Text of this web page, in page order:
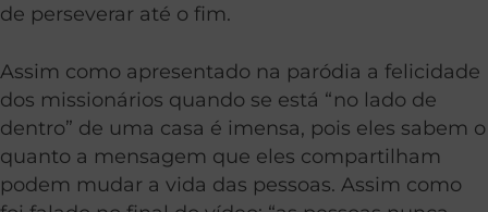
de perseverar até o fim.
Assim como apresentado na paródia a felicidade
dos missionários quando se está “no lado de
dentro” de uma casa é imensa, pois eles sabem o
quanto a mensagem que eles compartilham
podem mudar a vida das pessoas. Assim como